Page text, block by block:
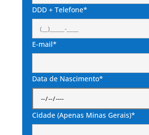
DDD + Telefone*
E-mail*
Data de Nascimento*
Cidade (Apenas Minas Gerais)*